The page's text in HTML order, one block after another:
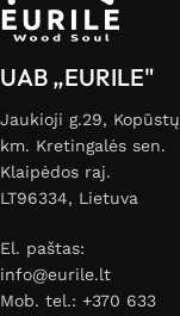
UAB „EURILE"
Jaukioji g.29, Kopūstų
km. Kretingalės sen.
Klaipėdos raj.
LT96334, Lietuva
El. paštas:
info@eurile.lt
Mob. tel.: +370 633